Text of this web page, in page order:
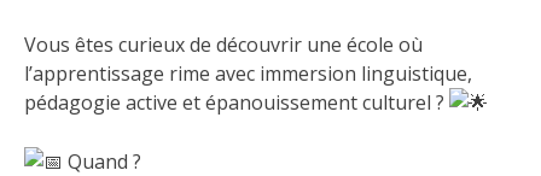
Vous êtes curieux de découvrir une école où
l’apprentissage rime avec immersion linguistique,
pédagogie active et épanouissement culturel ?
Quand ?